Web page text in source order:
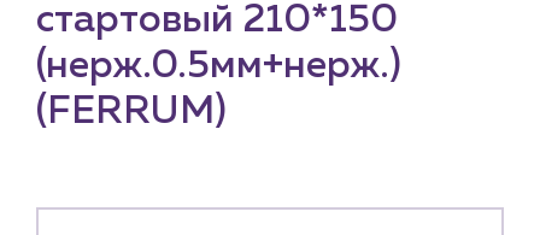
стартовый 210*150
(нерж.0.5мм+нерж.)
(FERRUM)